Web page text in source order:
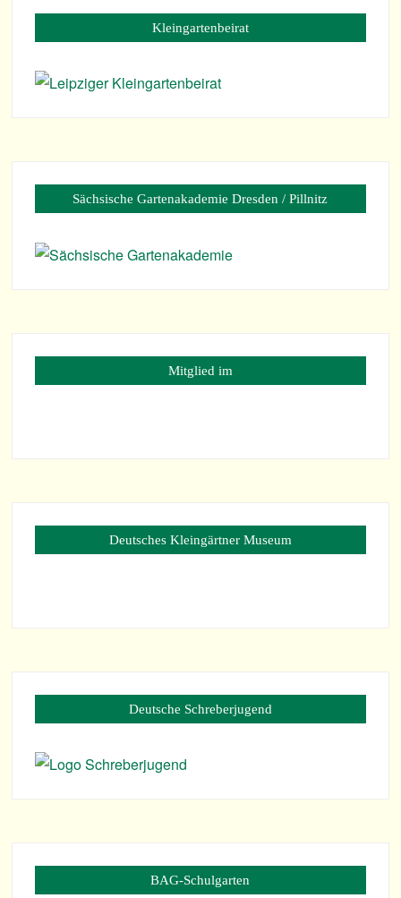
Klein­gar­ten­bei­rat
Säch­si­sche Gar­ten­aka­de­mie Dres­den / Pillnitz
Mit­glied im
Deut­sches Klein­gärt­ner Museum
Deut­sche Schreberjugend
BAG-Schul­gar­ten